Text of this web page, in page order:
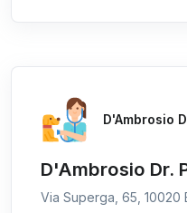
D'Ambrosio
D'Ambrosio Dr.
Via Superga, 65, 10020